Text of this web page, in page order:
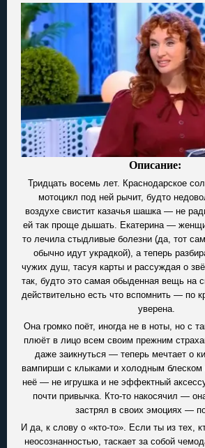
Описание:
Тридцать восемь лет. Краснодарское
мотоцикл под ней рычит, будто
воздухе свистит казачья шашка — не
ей так проще дышать. Екатерина —
то лечила стыдливые болезни (да, тот
обычно идут украдкой), а теперь
чужих душ, тасуя карты и рассуждая о
так, будто это самая обыденная вещь на
действительно есть что вспомнить — по
уверена.
Она громко поёт, иногда не в ноты, но с
плюёт в лицо всем своим прежним
даже заикнуться — теперь мечтает о
вампирши с клыками и холодным блеском
неё — не игрушка и не эффектный
почти привычка. Кто-то накосячил —
застрял в своих эмоциях —
И да, к слову о «кто-то». Если ты из тех,
неосознанностью, таскает за собой